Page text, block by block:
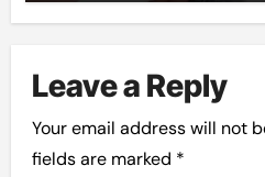
Leave a Reply
Your email address will not
fields are marked *